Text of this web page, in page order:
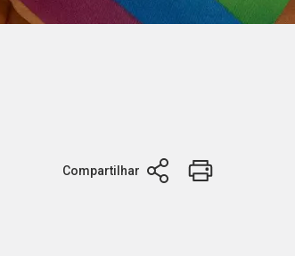
Compartilhar